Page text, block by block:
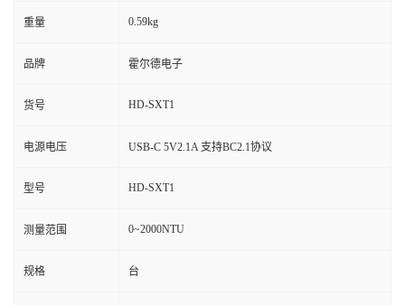
重量 0.59kg
品牌 霍尔德电子
货号 HD-SXT1
电源电压 USB-C 5V2.1A 支持BC2.1协议
型号 HD-SXT1
测量范围 0~2000NTU
规格 台